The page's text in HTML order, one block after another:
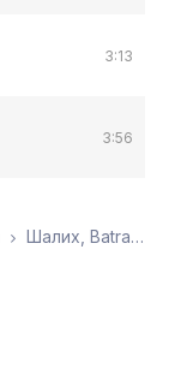
3:13
3:56
Шалих, Batrai - Звездой